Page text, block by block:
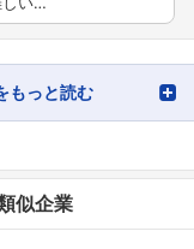
もっと読む
似企業